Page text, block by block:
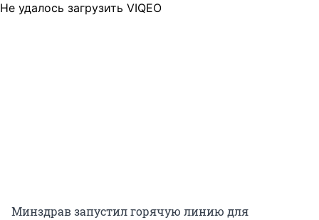
Не удалось загрузить VIQEO
Минздрав запустил горячую линию для